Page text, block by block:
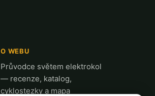
O WEBU
Průvodce světem elektrokol
— recenze, katalog,
cyklostezky a mapa